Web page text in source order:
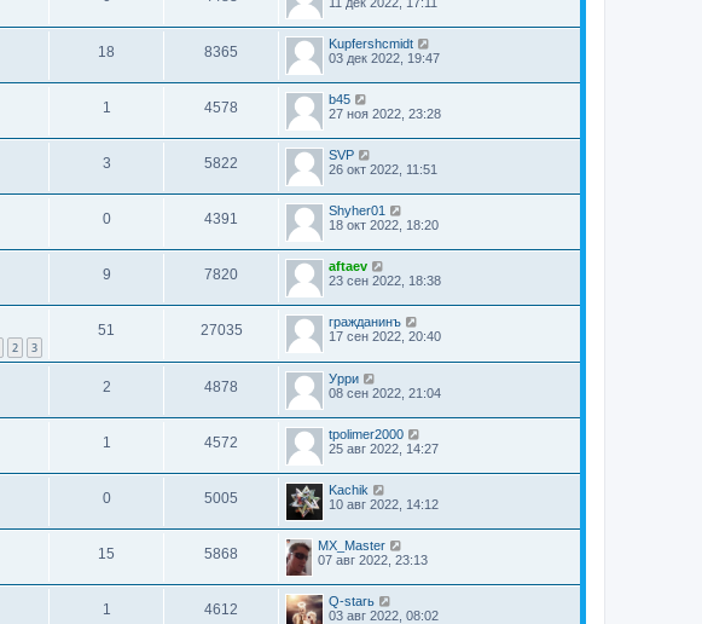
18 8365
Kupfershcmidt
03 дек 2022, 19:47
1 4578
b45
27 ноя 2022, 23:28
3 5822
SVP
26 окт 2022, 11:51
0 4391
Shyher01
18 окт 2022, 18:20
9 7820
aftaev
23 сен 2022, 18:38
2 3
51 27035
гражданинъ
17 сен 2022, 20:40
2 4878
Урри
08 сен 2022, 21:04
1 4572
tpolimer2000
25 авг 2022, 14:27
0 5005
Kachik
10 авг 2022, 14:12
15 5868
MX_Master
07 авг 2022, 23:13
1 4612
Q-starь
03 авг 2022, 08:02